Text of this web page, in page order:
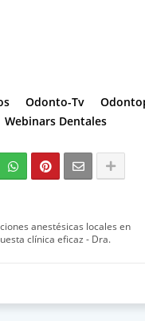
Odonto-Tv
Webinars Dentales
anestésicas locales en
clínica eficaz - Dra.